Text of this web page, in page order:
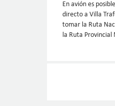
En avión es
directo a Villa
tomar la Ruta
la Ruta Provincial